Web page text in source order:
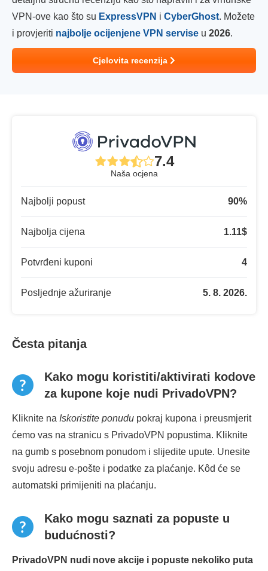
VPN-ove kao što su ExpressVPN i CyberGhost. Možete
i provjeriti najbolje ocijenjene VPN servise u 2026.
Cjelovita recenzija
7.4
Naša ocjena
Najbolji popust 90%
Najbolja cijena 1.11$
Potvrđeni kuponi 4
Posljednje ažuriranje 5. 8. 2026.
Česta pitanja
Kako mogu koristiti/aktivirati kodove
za kupone koje nudi PrivadoVPN?
Kliknite na Iskoristite ponudu pokraj kupona i preusmjerit
ćemo vas na stranicu s PrivadoVPN popustima. Kliknite
na gumb s posebnom ponudom i slijedite upute. Unesite
svoju adresu e-pošte i podatke za plaćanje. Kôd će se
automatski primijeniti na plaćanju.
Kako mogu saznati za popuste u
budućnosti?
PrivadoVPN nudi nove akcije i popuste nekoliko puta